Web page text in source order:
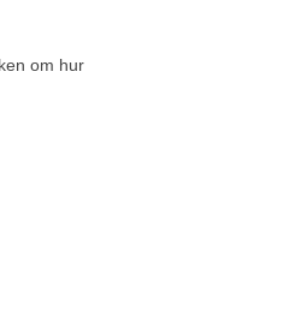
om hur